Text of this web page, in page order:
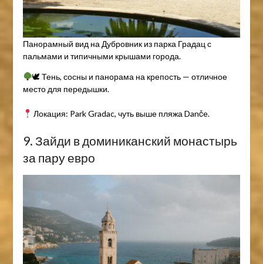
Панорамный вид на Дубровник из парка Градац с
пальмами и типичными крышами города.
🕊 Тень, сосны и панорама на крепость — отличное
место для передышки.
Локация: Park Gradac, чуть выше пляжа Danče.
9. Зайди в доминиканский монастырь
за пару евро